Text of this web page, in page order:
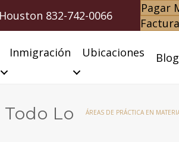
Houston 832-742-0066
Pagar
Factura
Inmigración Ubicaciones Blog
Lo
ÁREAS DE PRÁCTICA EN